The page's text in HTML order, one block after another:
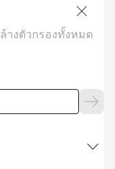
ล้างตัวกรองทั้งหมด